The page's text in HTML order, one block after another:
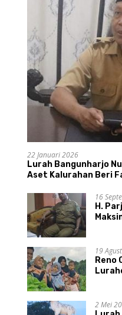
22 Januari 2026
Lurah Bangunharjo
Aset Kalurahan Beri
16
H.
19
Reno
2 Mei